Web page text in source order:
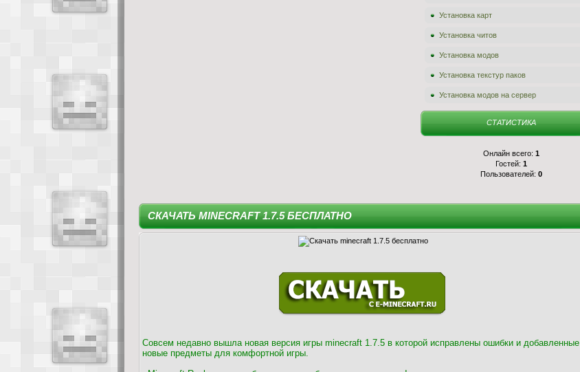
Установка карт
Установка читов
Установка модов
Установка текстур паков
Установка модов на сервер
СТАТИСТИКА
Онлайн всего: 1
Гостей: 1
Пользователей: 0
СКАЧАТЬ MINECRAFT 1.7.5 БЕСПЛАТНО
Совсем недавно вышла новая версия игры minecraft 1.7.5 в которой исправлены ошибки и добавленные
новые предметы для комфортной игры.